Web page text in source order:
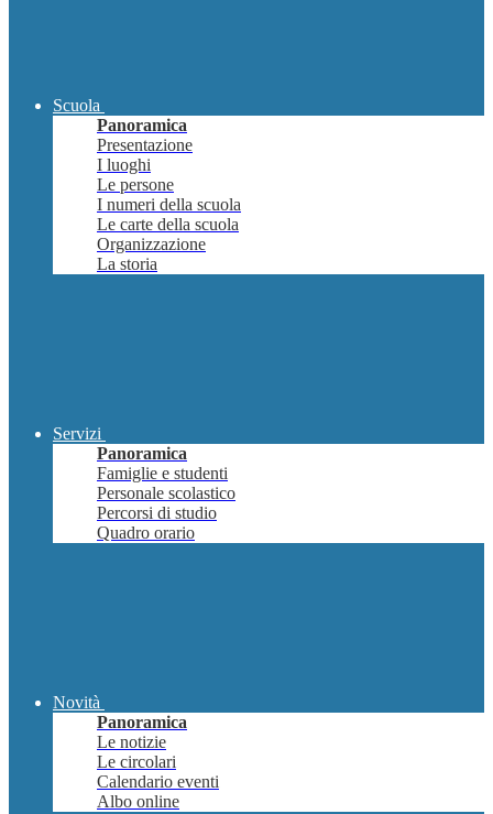
Scuola
Panoramica
Presentazione
I luoghi
Le persone
I numeri della scuola
Le carte della scuola
Organizzazione
La storia
Servizi
Panoramica
Famiglie e studenti
Personale scolastico
Percorsi di studio
Quadro orario
Novità
Panoramica
Le notizie
Le circolari
Calendario eventi
Albo online